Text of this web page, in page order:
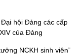
hội Đảng các cấp
của Đảng
NCKH sinh viên”